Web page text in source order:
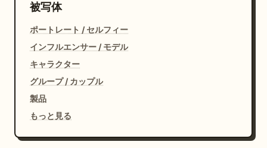
被写体
ポートレート / セルフィー
インフルエンサー / モデル
キャラクター
グループ / カップル
製品
もっと見る